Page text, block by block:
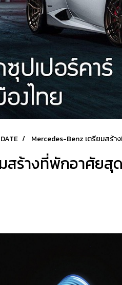
Mercedes-Benz เตรียมสร้
สร้างที่พักอาศัยสุ